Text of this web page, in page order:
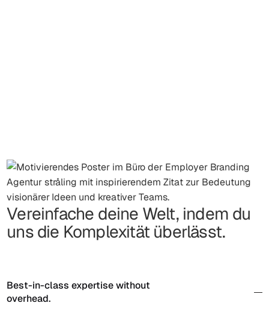
Vereinfache deine Welt, indem du
uns die Komplexität überlässt.
Best-in-class expertise without
overhead.